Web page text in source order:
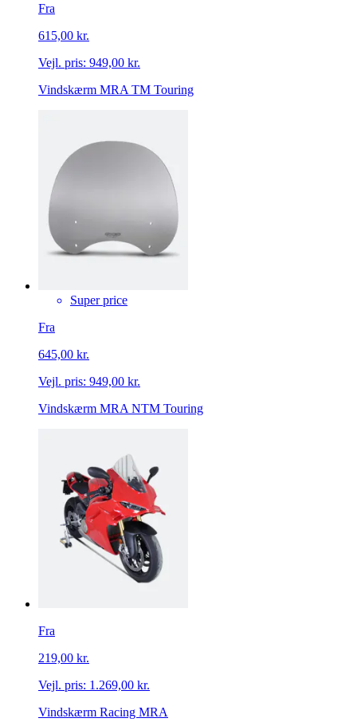
Fra
615,00 kr.
Vejl. pris: 949,00 kr.
Vindskærm MRA TM Touring
Super price
Fra
645,00 kr.
Vejl. pris: 949,00 kr.
Vindskærm MRA NTM Touring
Fra
219,00 kr.
Vejl. pris: 1.269,00 kr.
Vindskærm Racing MRA